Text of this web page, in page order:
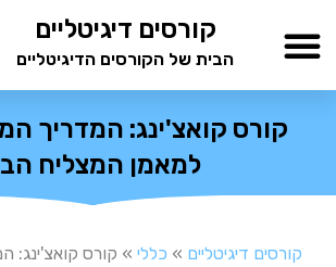
לתוכן
קורסים דיגיטליים
הבית של הקורסים הדיגיטליים
למאמן המצליח
קורסים דיגיטליים » כללי » קורס קואצ'ינג: